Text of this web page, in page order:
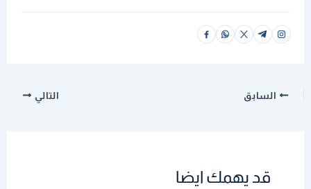
السابق التالي
قد يهمك ايضا